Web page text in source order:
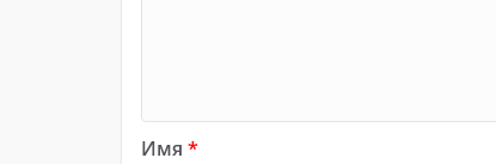
Имя *